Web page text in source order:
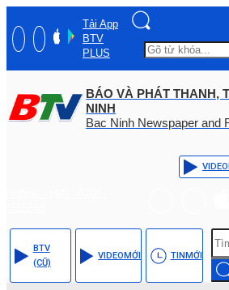
Tải App
BTV
PLUS
BÁO VÀ PHÁT THANH,
NINH
Bac Ninh Newspaper and
VIDEO
BTV
(CŨ)
VIDEOMỚI TINMỚI